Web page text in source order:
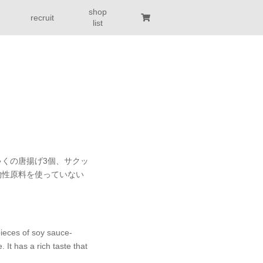
recruit
shop
list
の唐揚げ3個、サクッ
原料を使っていない
of soy sauce-
It has a rich taste that